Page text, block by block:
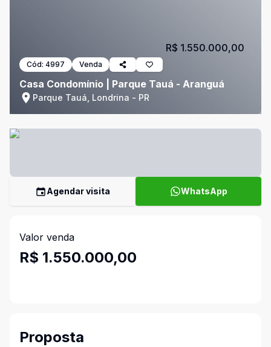
Cód: 4997 Venda
Casa Condomínio | Parque Tauá - Aranguá
Parque Tauá, Londrina - PR
R$ 1.550.000,00
Agendar visita WhatsApp
Valor venda
R$ 1.550.000,00
Proposta